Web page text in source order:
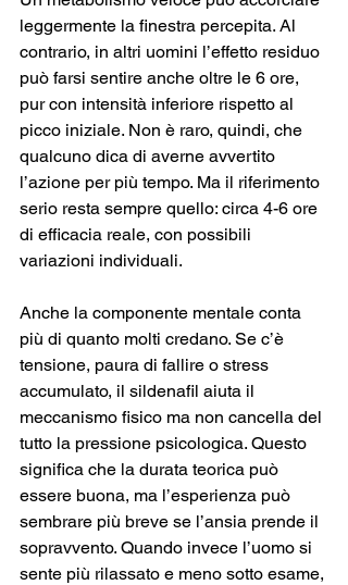
leggermente la finestra percepita. Al
contrario, in altri uomini l’effetto residuo
può farsi sentire anche oltre le 6 ore,
pur con intensità inferiore rispetto al
picco iniziale. Non è raro, quindi, che
qualcuno dica di averne avvertito
l’azione per più tempo. Ma il riferimento
serio resta sempre quello: circa 4-6 ore
di efficacia reale, con possibili
variazioni individuali.
Anche la componente mentale conta
più di quanto molti credano. Se c’è
tensione, paura di fallire o stress
accumulato, il sildenafil aiuta il
meccanismo fisico ma non cancella del
tutto la pressione psicologica. Questo
significa che la durata teorica può
essere buona, ma l’esperienza può
sembrare più breve se l’ansia prende il
sopravvento. Quando invece l’uomo si
sente più rilassato e meno sotto esame,